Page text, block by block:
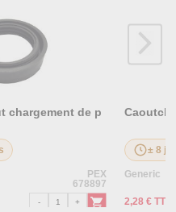
chargement de p
PEX
678897
± 8
Generic
2,28 € TTC